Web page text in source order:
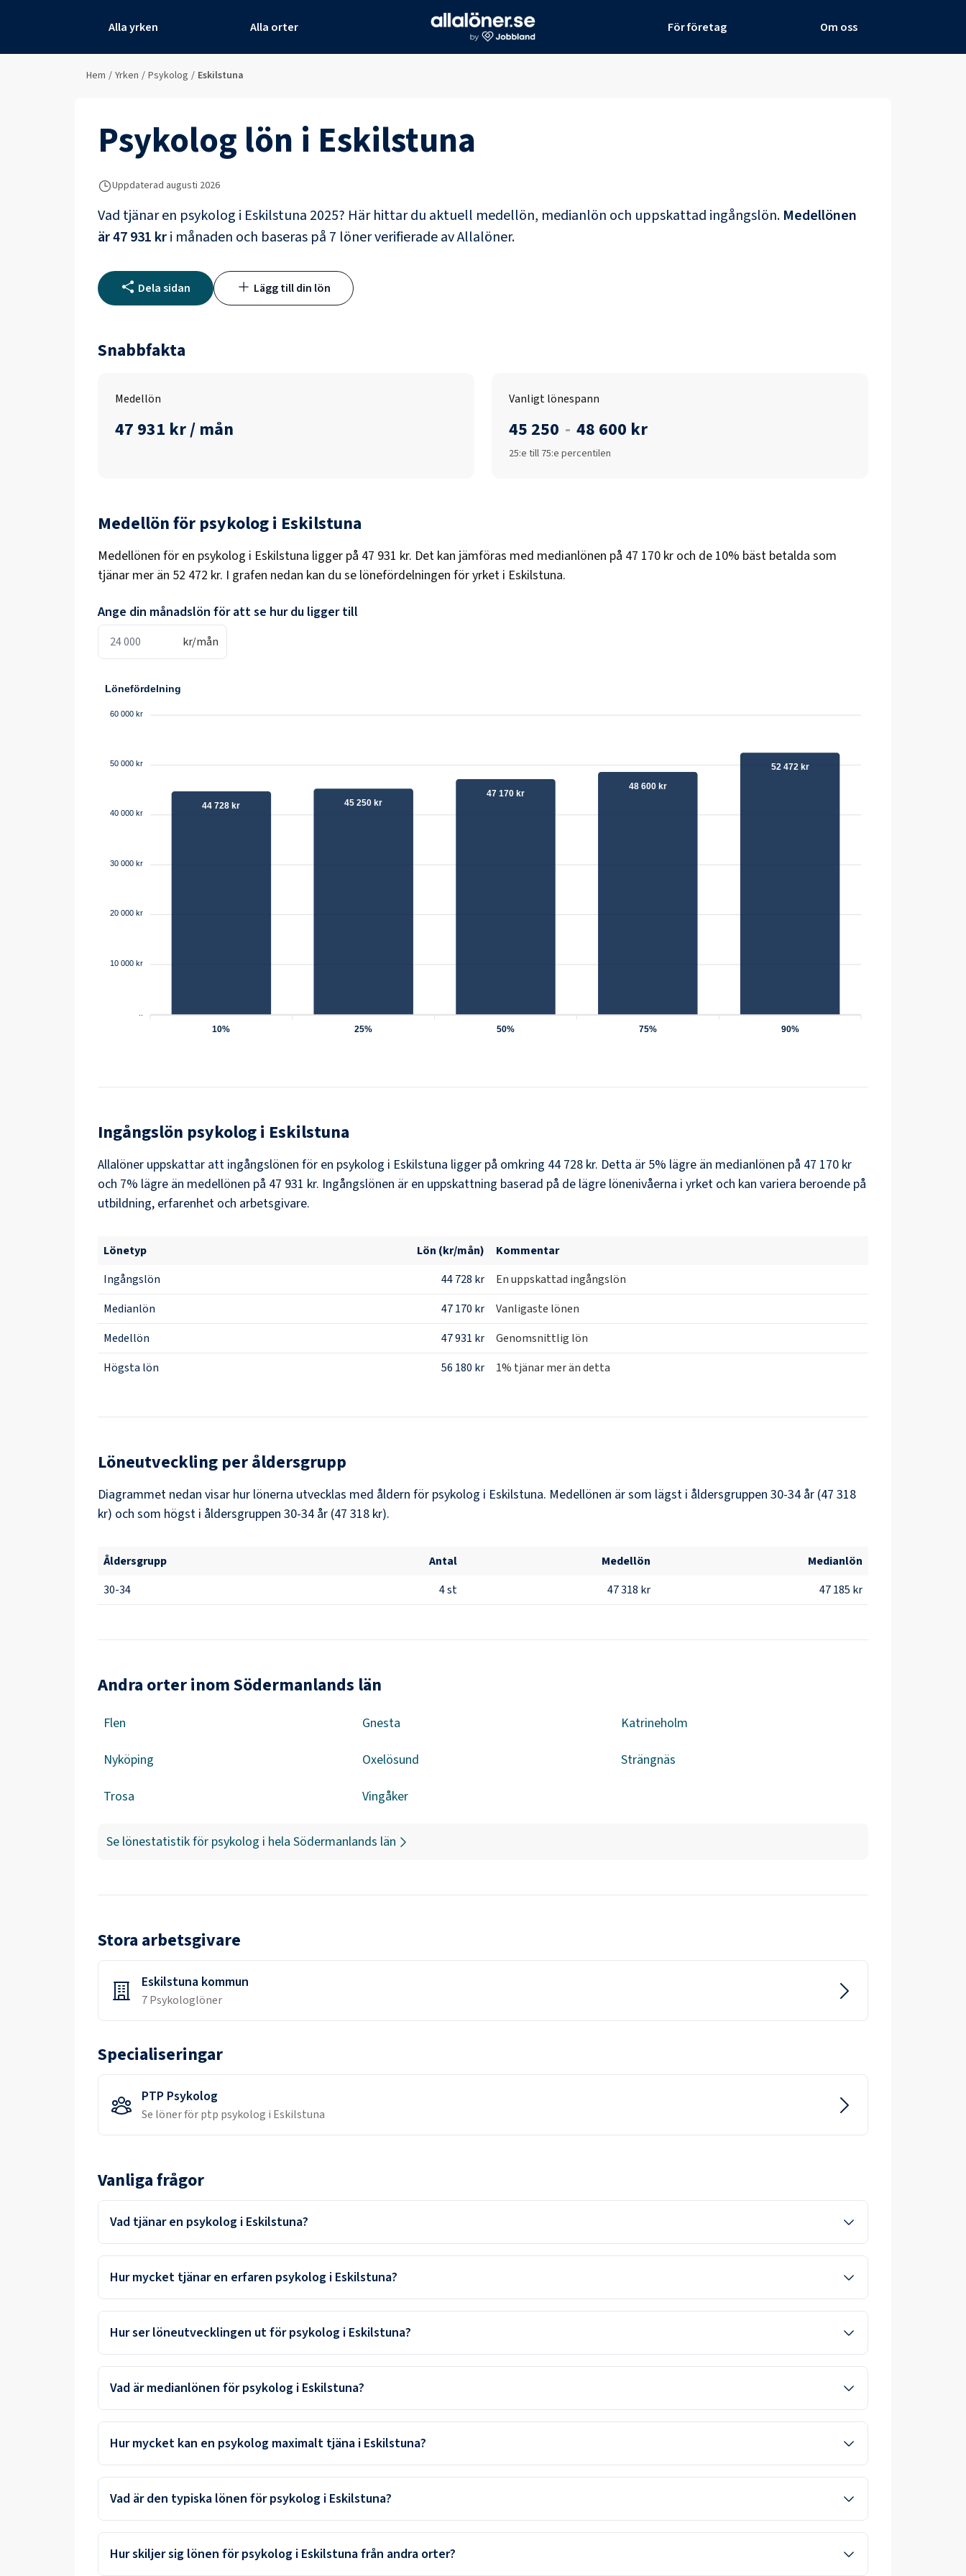
Alla yrken Alla orter För företag Om oss
Hem / Yrken / Psykolog / Eskilstuna
Psykolog lön i Eskilstuna
Uppdaterad augusti 2026
Vad tjänar en psykolog i Eskilstuna 2025? Här hittar du aktuell medellön, medianlön och uppskattad ingångslön. Medellönen
är47 931 kri månaden och baseras på 7 löner verifierade av Allalöner.
Dela sidan Lägg till din lön
Snabbfakta
Medellön
47 931 kr / mån
Vanligt lönespann
45 250 - 48 600 kr
25:e till 75:e percentilen
Medellön för psykologi Eskilstuna
Medellönen för en psykolog i Eskilstuna ligger på 47 931 kr. Det kan jämföras med medianlönen på 47 170 kr och de 10% bäst betalda som
tjänar mer än 52 472 kr. I grafen nedan kan du se lönefördelningen för yrket i Eskilstuna.
Ange din månadslön för att se hur du ligger till
kr/mån
Lönefördelning
60 000 kr
50 000 kr
40 000 kr
30 000 kr
20 000 kr
10 000 kr
44 728 kr 45 250 kr
47 170 kr
48 600 kr
52 472 kr
10% 25% 50% 75% 90%
Ingångslön psykologi Eskilstuna
Allalöner uppskattar att ingångslönen för en psykolog i Eskilstuna ligger på omkring 44 728 kr. Detta är 5% lägre än medianlönen på 47 170 kr
och 7% lägre än medellönen på 47 931 kr. Ingångslönen är en uppskattning baserad på de lägre lönenivåerna i yrket och kan variera beroende på
utbildning, erfarenhet och arbetsgivare.
Lönetyp Lön (kr/mån)
Kommentar
Ingångslön
44 728 kr
En uppskattad ingångslön
Medianlön
47 170 kr
Vanligaste lönen
Medellön
47 931 kr
Genomsnittlig lön
Högsta lön
56 180 kr 1% tjänar mer än detta
Löneutveckling per åldersgrupp
Diagrammet nedan visar hur lönerna utvecklas med åldern för psykolog i Eskilstuna. Medellönen är som lägst i åldersgruppen 30-34 år (47 318
kr) och som högst i åldersgruppen 30-34 år (47 318 kr).
Åldersgrupp Antal Medellön
Medianlön
30-34
4st 47 318 kr 47 185 kr
Andra orter inom Södermanlands län
Flen Gnesta Katrineholm
Nyköping Oxelösund Strängnäs
Trosa Vingåker
Se lönestatistik för psykolog i hela Södermanlands län
Stora arbetsgivare
Eskilstuna kommun
7Psykologlöner
Specialiseringar
PTP Psykolog
Se löner förptp psykolog i Eskilstuna
Vanliga frågor
Vad tjänar en psykolog i Eskilstuna?
Hur mycket tjänar en erfaren psykolog i Eskilstuna?
Hur ser löneutvecklingen ut för psykolog i Eskilstuna?
Vad är medianlönen för psykolog i Eskilstuna?
Hur mycket kan en psykolog maximalt tjäna i Eskilstuna?
Vad är den typiska lönen för psykolog i Eskilstuna?
Hur skiljer sig lönen för psykolog i Eskilstuna från andra orter?